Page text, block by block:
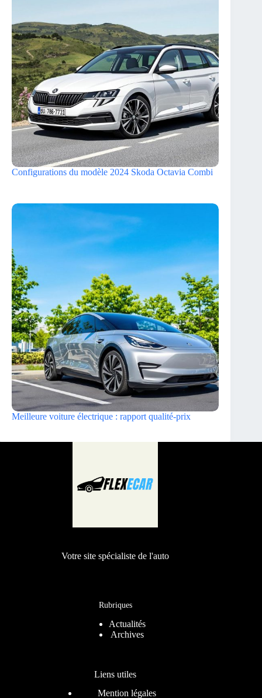
Configurations du modèle 2024 Skoda Octavia Combi
Meilleure voiture électrique : rapport qualité-prix
Votre site spécialiste de l'auto
Rubriques
Actualités
Archives
Liens utiles
Mention légales